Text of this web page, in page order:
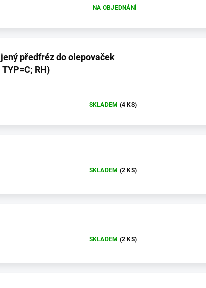
NA OBJEDNÁNÍ
předfréz do olepovaček
RH)
SKLADEM (4 KS)
SKLADEM (2 KS)
SKLADEM (2 KS)